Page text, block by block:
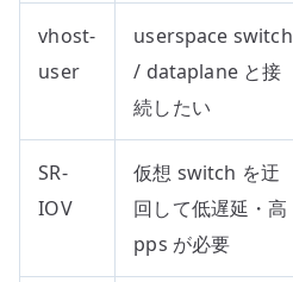
vhost-
user
userspace switch
/ dataplane と接
続したい
SR-
IOV
仮想 switch を迂
回して低遅延・高
pps が必要